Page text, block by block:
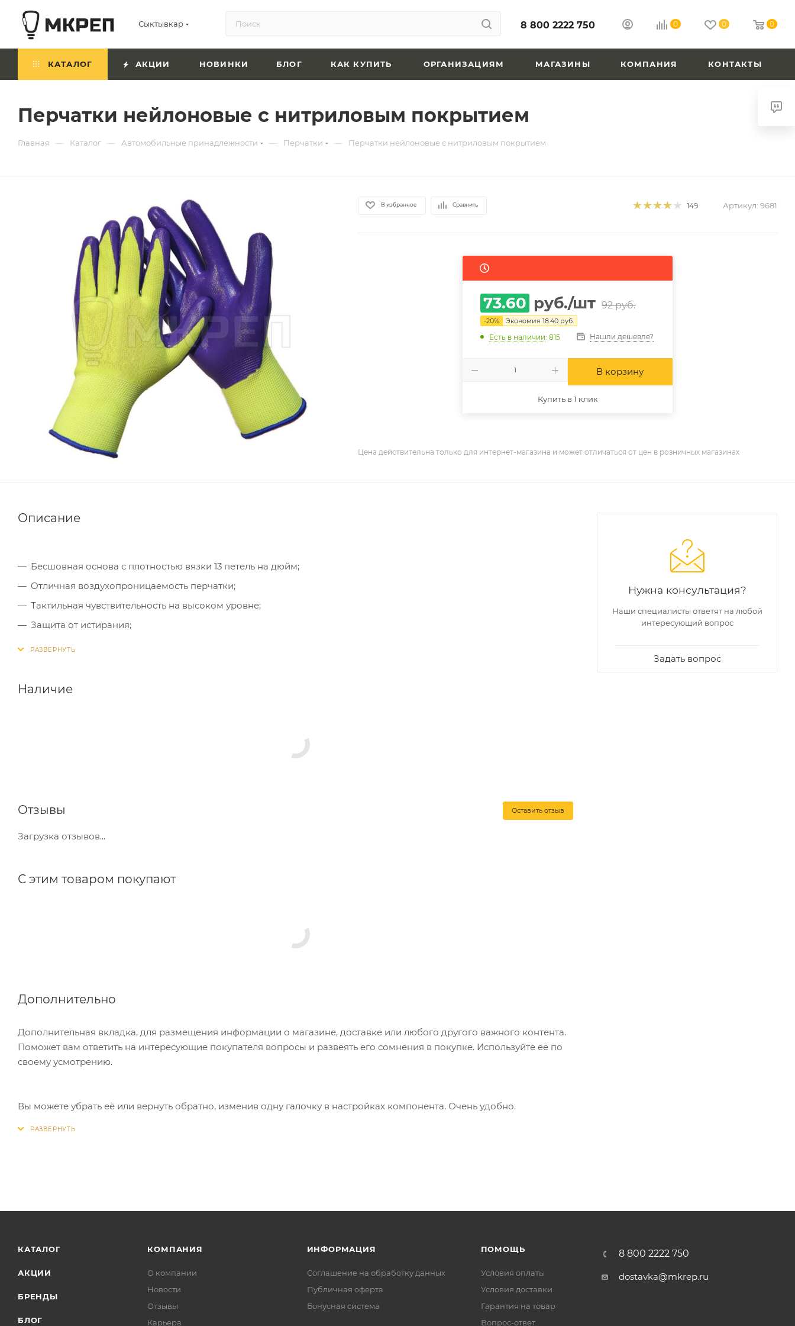
Сыктывкар 8 800 2222 750 0 0 0
КАТАЛОГ АКЦИИ НОВИНКИ БЛОГ КАК КУПИТЬ ОРГАНИЗАЦИЯМ МАГАЗИНЫ КОМПАНИЯ КОНТАКТЫ
Перчатки нейлоновые с нитриловым покрытием
Главная — Каталог — Автомобильные принадлежности — Перчатки — Перчатки нейлоновые с нитриловым покрытием
В избранное Сравнить 149 Артикул: 9681
73.60 руб./шт 92руб.
-20% Экономия18.40 руб.
Есть в наличии: 815 Нашли дешевле?
В корзину
Купить в 1 клик
Цена действительна только для интернет-магазина и может отличаться от цен в розничных магазинах
Описание
Бесшовная основа с плотностью вязки 13 петель на дюйм;
Отличная воздухопроницаемость перчатки;
Тактильная чувствительность на высоком уровне;
Защита от истирания;
Повышенная стойкость нитрилового покрытия к маслам, нефтепродуктам, кислотам и щелочам.
Наличие
Отзывы Оставить отзыв
Загрузка отзывов...
С этим товаром покупают
Дополнительно
Дополнительная вкладка, для размещения информации о магазине, доставке или любого другого важного контента.
Поможет вам ответить на интересующие покупателя вопросы и развеять его сомнения в покупке. Используйте её по
своему усмотрению.
Вы можете убрать её или вернуть обратно, изменив одну галочку в настройках компонента. Очень удобно.
Нужна консультация?
Наши специалисты ответят на любой
интересующий вопрос
Задать вопрос
КАТАЛОГ
АКЦИИ
БРЕНДЫ
БЛОГ
КОМПАНИЯ
О компании
Новости
Отзывы
Карьера
ИНФОРМАЦИЯ
Соглашение на обработку данных
Публичная оферта
Бонусная система
ПОМОЩЬ
Условия оплаты
Условия доставки
Гарантия на товар
Вопрос-ответ
8 800 2222 750
dostavka@mkrep.ru